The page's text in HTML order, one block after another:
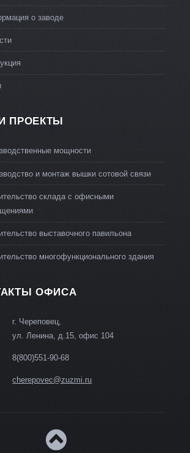
о заводе
ПРОЕКТЫ
мощности
и монтаж вышки сотовой связи
склада с офисными
выставочного павильона
многофункционального здания
ОФИСА
г. Череповец,
ул. Ленина, д.15, офис 104
8(800)551-90-68
cherepovec@zuzmi.ru